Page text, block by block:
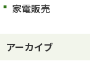
家電販売
アーカイブ